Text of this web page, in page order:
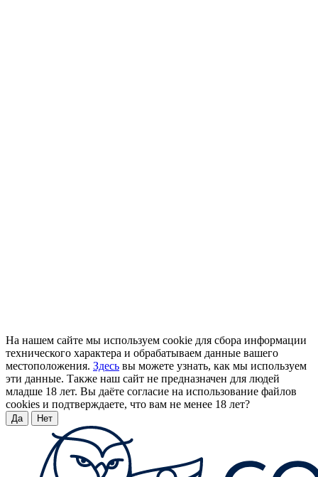
На нашем сайте мы используем cookie для сбора информации
технического характера и обрабатываем данные вашего
местоположения. Здесь вы можете узнать, как мы используем
эти данные. Также наш сайт не предназначен для людей
младше 18 лет. Вы даёте согласие на использование файлов
cookies и подтверждаете, что вам не менее 18 лет?
Да Нет